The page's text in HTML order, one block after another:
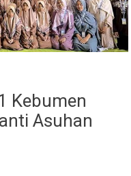
Kebumen
Asuhan